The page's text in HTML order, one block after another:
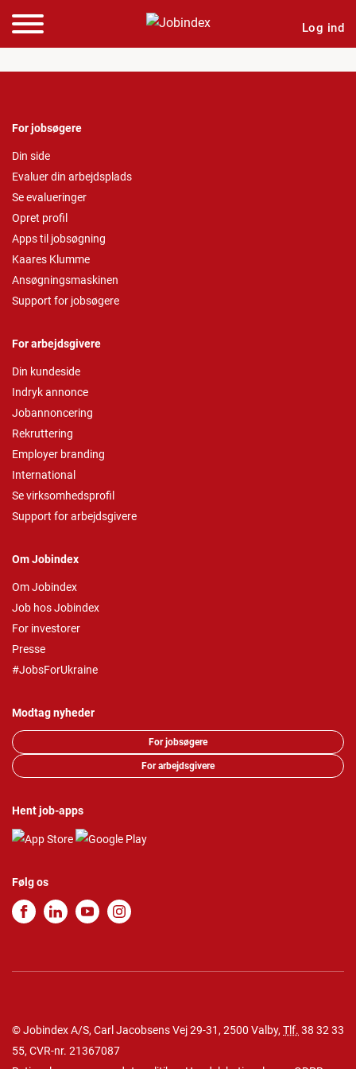
Log ind
For jobsøgere
Din side
Evaluer din arbejdsplads
Se evalueringer
Opret profil
Apps til jobsøgning
Kaares Klumme
Ansøgningsmaskinen
Support for jobsøgere
For arbejdsgivere
Din kundeside
Indryk annonce
Jobannoncering
Rekruttering
Employer branding
International
Se virksomhedsprofil
Support for arbejdsgivere
Om Jobindex
Om Jobindex
Job hos Jobindex
For investorer
Presse
#JobsForUkraine
Modtag nyheder
For jobsøgere
For arbejdsgivere
Hent job-apps
Følg os
© Jobindex A/S, Carl Jacobsens Vej 29-31, 2500 Valby, Tlf. 38 32 33
55, CVR-nr. 21367087